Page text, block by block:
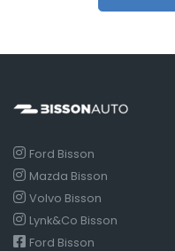
Ford Bisson
Mazda Bisson
Volvo Bisson
Lynk&Co Bisson
Ford Bisson